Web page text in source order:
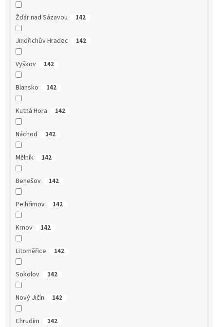
Žďár nad Sázavou 142
Jindřichův Hradec 142
Vyškov 142
Blansko 142
Kutná Hora 142
Náchod 142
Mělník 142
Benešov 142
Pelhřimov 142
Krnov 142
Litoměřice 142
Sokolov 142
Nový Jičín 142
Chrudim 142